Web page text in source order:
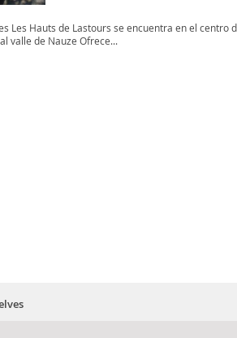
Les Hauts de Lastours se encuentra en el centro
valle de Nauze Ofrece...